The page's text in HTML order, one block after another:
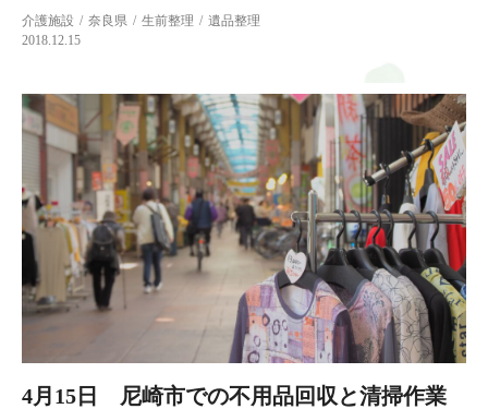
介護施設 奈良県 生前整理
遺品整理
2018.12.15
4月15日 尼崎市での不用品回収と清掃作業